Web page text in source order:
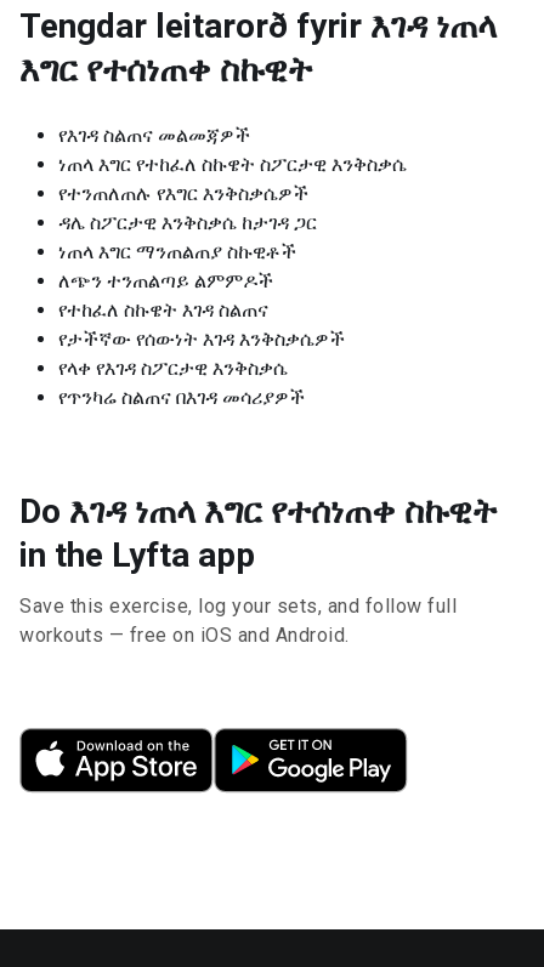
Tengdar leitarorð fyrir እገዳ ነጠላ
እግር የተሰነጠቀ ስኩዊት
የእገዳ ስልጠና መልመጃዎች
ነጠላ እግር የተከፈለ ስኩዌት ስፖርታዊ እንቅስቃሴ
የተንጠለጠሉ የእግር እንቅስቃሴዎች
ዳሌ ስፖርታዊ እንቅስቃሴ ከታገዳ ጋር
ነጠላ እግር ማንጠልጠያ ስኩዊቶች
ለጭን ተንጠልጣይ ልምምዶች
የተከፈለ ስኩዌት እገዳ ስልጠና
የታችኛው የሰውነት እገዳ እንቅስቃሴዎች
የላቀ የእገዳ ስፖርታዊ እንቅስቃሴ
የጥንካሬ ስልጠና በእገዳ መሳሪያዎች
Do እገዳ ነጠላ እግር የተሰነጠቀ ስኩዊት
in the Lyfta app
Save this exercise, log your sets, and follow full
workouts — free on iOS and Android.